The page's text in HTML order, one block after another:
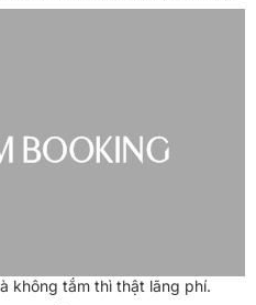
không tắm thì thật lãng phí.